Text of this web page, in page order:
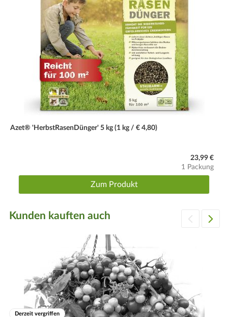
Azet® 'HerbstRasenDünger' 5 kg (1 kg / € 4,80)
23,99 €
1 Packung
Zum Produkt
Kunden kauften auch
Derzeit vergriffen